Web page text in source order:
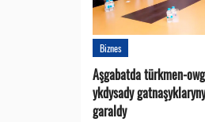
Biznes
Aşgabatda türkmen-
ykdysady
garaldy